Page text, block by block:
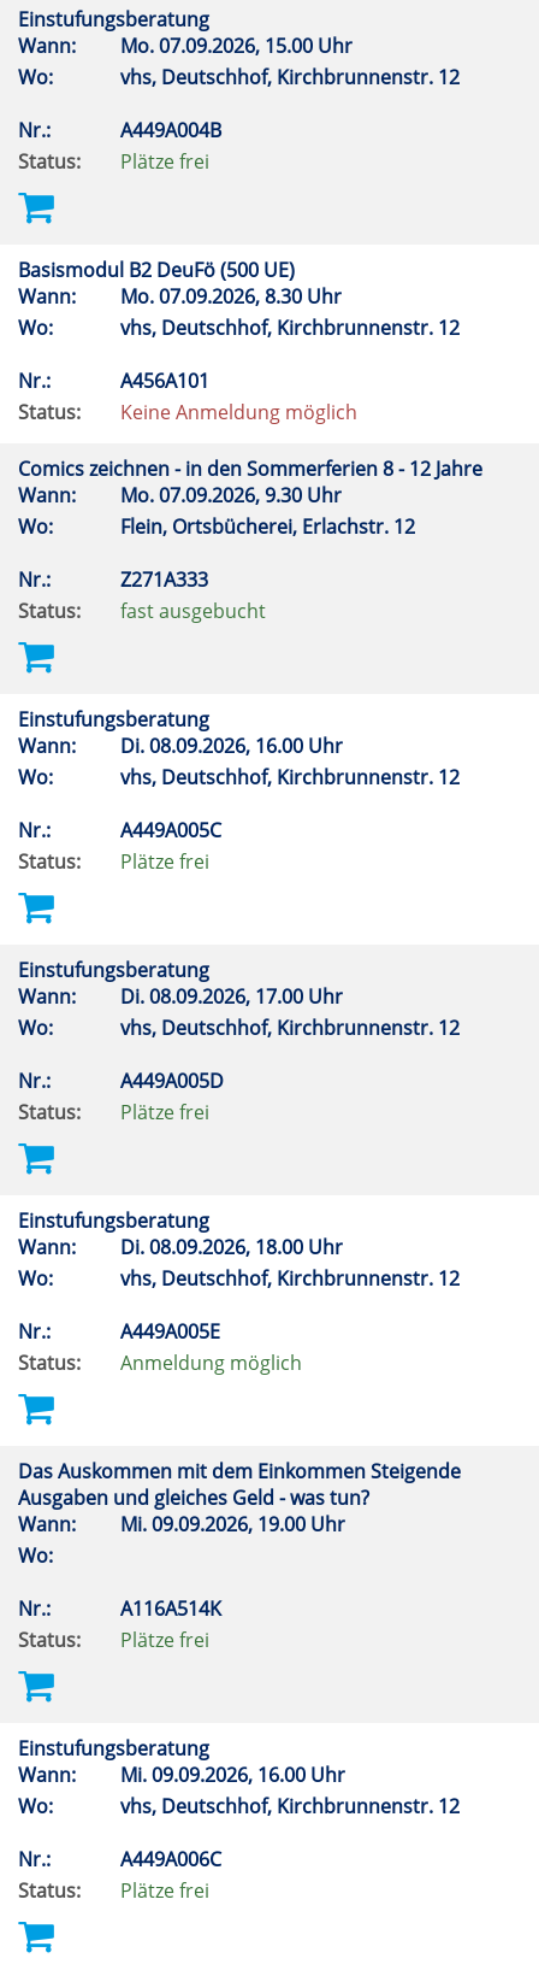
Einstufungsberatung
Wann:
Mo.07.09.2026, 15.00 Uhr
Wo:
vhs, Deutschhof, Kirchbrunnenstr. 12
Nr.:
A449A004B
Status:
Plätze frei
Basismodul B2 DeuFö (500 UE)
Wann:
Mo.07.09.2026, 8.30 Uhr
Wo:
vhs, Deutschhof, Kirchbrunnenstr. 12
Nr.:
A456A101
Status:
Keine Anmeldung möglich
Comics zeichnen - in den Sommerferien 8 - 12 Jahre
Wann:
Mo.07.09.2026, 9.30 Uhr
Wo:
Flein, Ortsbücherei, Erlachstr. 12
Nr.:
Z271A333
Status:
fast ausgebucht
Einstufungsberatung
Wann:
Di.08.09.2026, 16.00 Uhr
Wo:
vhs, Deutschhof, Kirchbrunnenstr. 12
Nr.:
A449A005C
Status:
Plätze frei
Einstufungsberatung
Wann:
Di.08.09.2026, 17.00 Uhr
Wo:
vhs, Deutschhof, Kirchbrunnenstr. 12
Nr.:
A449A005D
Status:
Plätze frei
Einstufungsberatung
Wann:
Di.08.09.2026, 18.00 Uhr
Wo:
vhs, Deutschhof, Kirchbrunnenstr. 12
Nr.:
A449A005E
Status:
Anmeldung möglich
Das Auskommen mit dem Einkommen Steigende
Ausgaben und gleiches Geld - was tun?
Wann:
Mi.09.09.2026, 19.00 Uhr
Wo:
Nr.:
A116A514K
Status:
Plätze frei
Einstufungsberatung
Wann:
Mi.09.09.2026, 16.00 Uhr
Wo:
vhs, Deutschhof, Kirchbrunnenstr. 12
Nr.:
A449A006C
Status:
Plätze frei